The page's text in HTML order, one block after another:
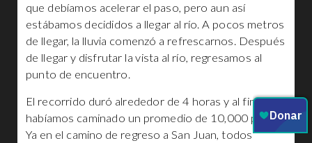
que debíamos acelerar el paso, pero aun así
estábamos decididos a llegar al río. A pocos metros
de llegar, la lluvia comenzó a refrescarnos. Después
de llegar y disfrutar la vista al río, regresamos al
punto de encuentro.
El recorrido duró alrededor de 4 horas y al final
habíamos caminado un promedio de 10,000 pasos.
Ya en el camino de regreso a San Juan, todos